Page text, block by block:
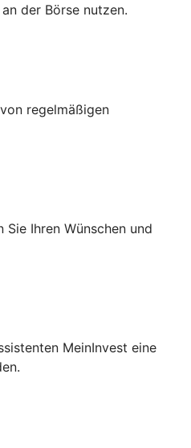
der Börse nutzen.
regelmäßigen
Ihren Wünschen und
MeinInvest eine